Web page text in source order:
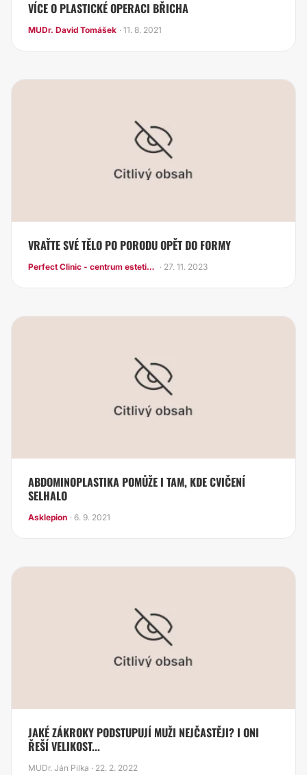
VÍCE O PLASTICKÉ OPERACI BŘICHA
MUDr. David Tomášek · 11. 8. 2021
VRAŤTE SVÉ TĚLO PO PORODU OPĚT DO FORMY
Perfect Clinic - centrum estetické medicíny · 27. 11. 2023
ABDOMINOPLASTIKA POMŮŽE I TAM, KDE CVIČENÍ
SELHALO
Asklepion · 6. 9. 2021
JAKÉ ZÁKROKY PODSTUPUJÍ MUŽI NEJČASTĚJI? I ONI
ŘEŠÍ VELIKOST...
MUDr. Ján Pilka · 22. 2. 2022